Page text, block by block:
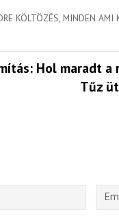
KÖLTÖZÉS MINDEN AMI
Hol maradt a
Tűz